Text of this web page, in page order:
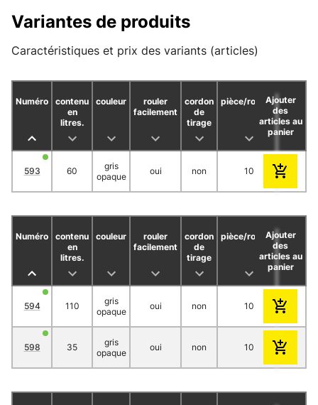
Variantes de produits
Caractéristiques et prix des variants (articles)
Numéro
contenu
en
litres.
couleur
rouler
facilement
cordon
de
tirage
pièce/rouleauAjouter
des
articles au
panier
593 60
gris
opaque
oui non 10
Numéro
contenu
en
litres.
couleur
rouler
facilement
cordon
de
tirage
pièce/rouleauAjouter
des
articles au
panier
594 110
gris
opaque
oui non 10
598 35
gris
opaque
oui non 10